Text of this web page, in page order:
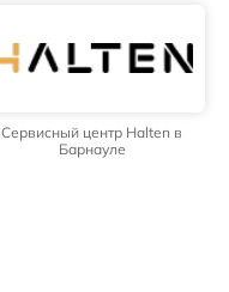
Сервисный центр Halten в
Барнауле